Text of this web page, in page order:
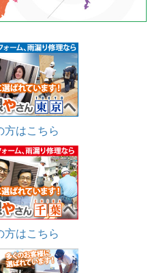
方はこちら
方はこちら